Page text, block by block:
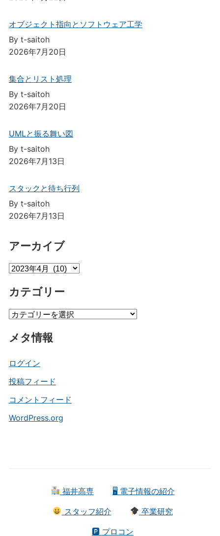
オブジェクト指向とソフトウェア工学
By t-saitoh
2026年7月20日
集合とリスト処理
By t-saitoh
2026年7月20日
UMLと振る舞い図
By t-saitoh
2026年7月13日
スタックと待ち行列
By t-saitoh
2026年7月13日
アーカイブ
ア
カ
ブ
カテゴリー
カ
ゴ
ー
メタ情報
ログイン
投稿フィード
コメントフィード
WordPress.org
福井高専 🖥 電子情報の紹介
スタッフ紹介 卒業研究
🅿 プロコン